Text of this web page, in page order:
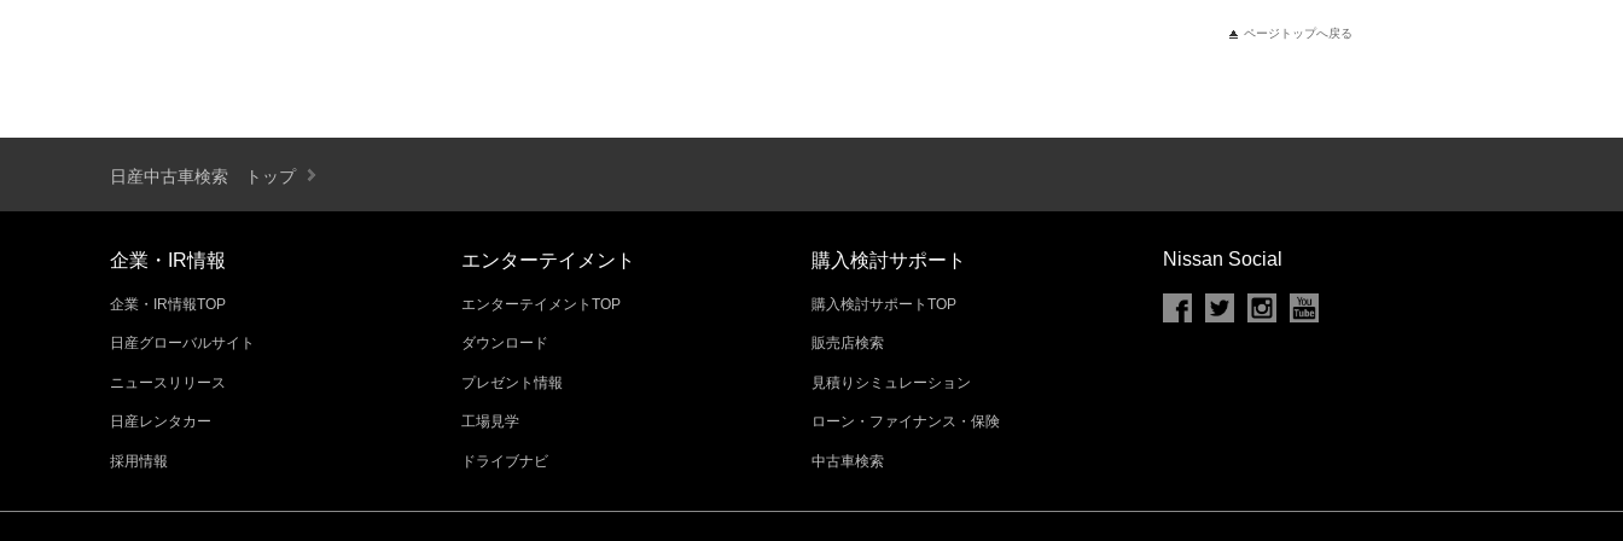
ページトップへ戻る
日産中古車検索 トップ
企業・IR情報
企業・IR情報TOP
日産グローバルサイト
ニュースリリース
日産レンタカー
採用情報
エンターテイメント
エンターテイメントTOP
ダウンロード
プレゼント情報
工場見学
ドライブナビ
購入検討サポート
購入検討サポートTOP
販売店検索
見積りシミュレーション
ローン・ファイナンス・保険
中古車検索
Nissan Social